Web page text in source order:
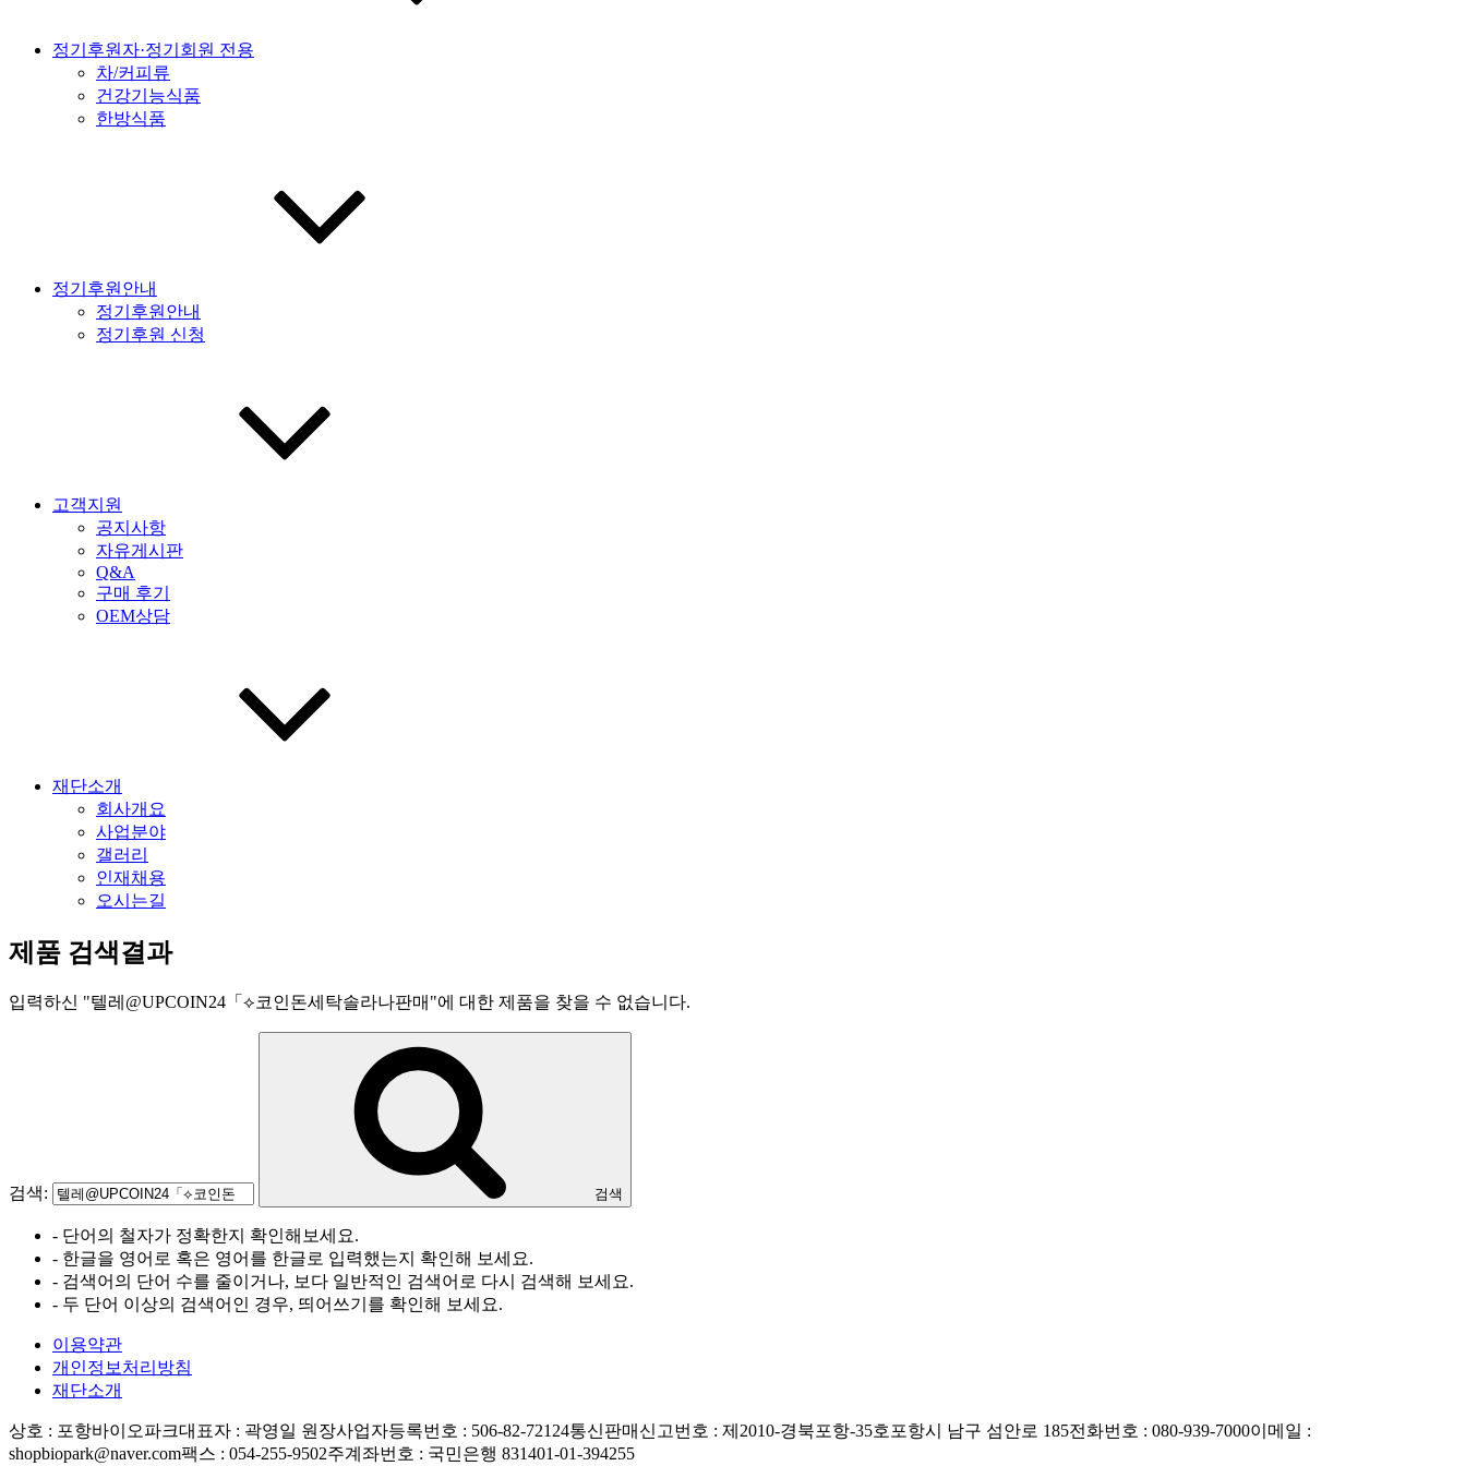
정기후원자·정기회원 전용
차/커피류
건강기능식품
한방식품
정기후원안내
정기후원안내
정기후원 신청
고객지원
공지사항
자유게시판
Q&A
구매 후기
OEM상담
재단소개
회사개요
사업분야
갤러리
인재채용
오시는길
제품 검색결과
입력하신 "텔레@UPCOIN24「⟡코인돈세탁솔라나판매 "에 대한 제품을 찾을 수 없습니다.
검색: 검색
- 단어의 철자가 정확한지 확인해보세요.
- 한글을 영어로 혹은 영어를 한글로 입력했는지 확인해 보세요.
- 검색어의 단어 수를 줄이거나, 보다 일반적인 검색어로 다시 검색해 보세요.
- 두 단어 이상의 검색어인 경우, 띄어쓰기를 확인해 보세요.
이용약관
개인정보처리방침
재단소개
상호 : 포항바이오파크대표자 : 곽영일 원장사업자등록번호 : 506-82-72124통신판매신고번호 : 제2010-경북포항-35호 포항시 남구 섬안로 185전화번호 : 080-939-7000이메일 :
shopbiopark@naver.com팩스 : 054-255-9502주계좌번호 : 국민은행 831401-01-394255